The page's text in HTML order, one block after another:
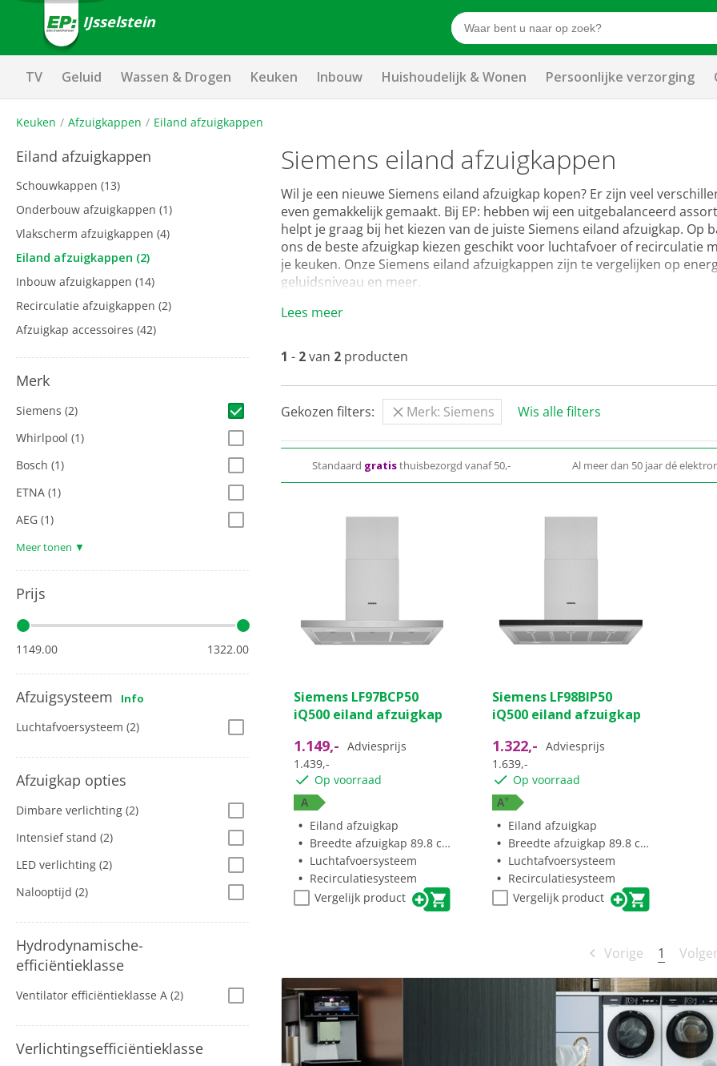
IJsselstein
TV Geluid Wassen & Drogen Keuken Inbouw Huishoudelijk & Wonen Persoonlijke verzorging
Keuken Afzuigkappen Eiland afzuigkappen
Eiland afzuigkappen
Schouwkappen (13)
Onderbouw afzuigkappen (1)
Vlakscherm afzuigkappen (4)
Eiland afzuigkappen (2)
Inbouw afzuigkappen (14)
Recirculatie afzuigkappen (2)
Afzuigkap accessoires (42)
Merk
Siemens (2)
Whirlpool (1)
Bosch (1)
ETNA (1)
AEG (1)
Meer tonen ▼
Prijs
1149.00 1322.00
Afzuigsysteem Info
Luchtafvoersysteem (2)
Afzuigkap opties
Dimbare verlichting (2)
Intensief stand (2)
LED verlichting (2)
Nalooptijd (2)
Hydrodynamische-
efficiëntieklasse
Ventilator efficiëntieklasse A (2)
Verlichtingsefficiëntieklasse
Siemens eiland afzuigkappen
Wil je een nieuwe Siemens eiland afzuigkap kopen? Er zijn veel
even gemakkelijk gemaakt. Bij EP: hebben wij een uitgebalanceerd
helpt je graag bij het kiezen van de juiste Siemens eiland afzuigkap.
ons de beste afzuigkap kiezen geschikt voor luchtafvoer of recirculatie
je keuken. Onze Siemens eiland afzuigkappen zijn te vergelijken op
geluidsniveau en meer.
Lees meer
1 - 2van 2 producten
Gekozen filters: Merk: Siemens Wis alle filters
Standaard gratisthuisbezorgd vanaf 50,- Al meer dan 50 jaar dé
Siemens LF97BCP50
iQ500 eiland afzuigkap
1.149,- Adviesprijs
1.439,-
Op voorraad
A
Eiland afzuigkap
Breedte afzuigkap 89.8 cm
Luchtafvoersysteem
Recirculatiesysteem
Vergelijk product
Siemens LF98BIP50
iQ500 eiland afzuigkap
1.322,- Adviesprijs
1.639,-
Op voorraad
A+
Eiland afzuigkap
Breedte afzuigkap 89.8 cm
Luchtafvoersysteem
Recirculatiesysteem
Vergelijk product
Vorige 1